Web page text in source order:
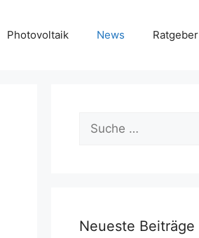
Photovoltaik News Ratgeber
Suche
nach:
Neueste Beiträge